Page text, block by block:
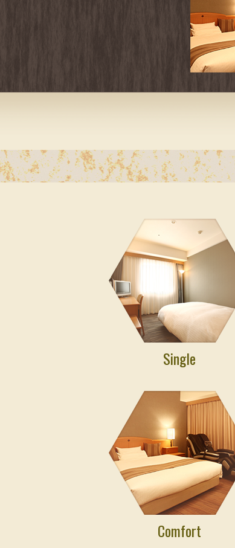
Single
Comfort